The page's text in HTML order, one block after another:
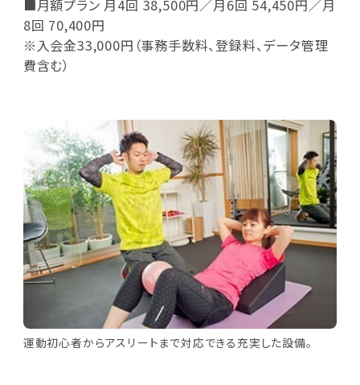
■月額プラン 月4回 38,500円／月6回 54,450円／月
8回 70,400円
※入会金33,000円（事務手数料、登録料、データ管理
費含む）
運動初心者からアスリートまで対応できる充実した設備。